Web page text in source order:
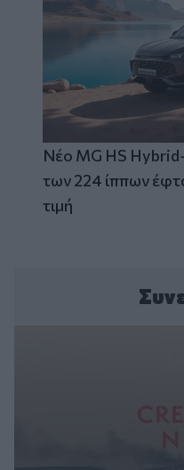
Νέο MG HS
των 224 ίππων
τιμή